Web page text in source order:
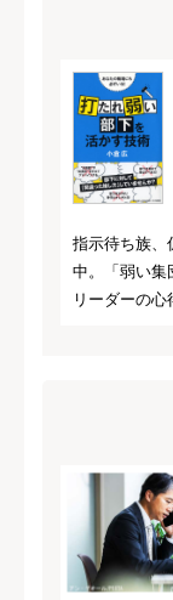
指示待ち族
中。「弱い集
リーダーの心